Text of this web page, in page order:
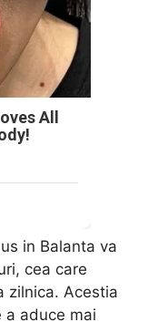
All
in Balanta va
cea care
zilnica. Acestia
a aduce mai